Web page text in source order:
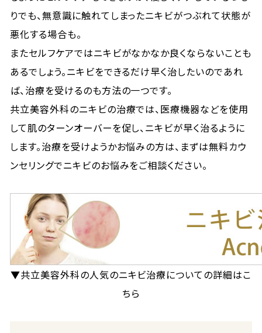
りでも、無意識に触れてしまったニキビがつぶれて状態が
悪化する場合も。
またセルフケアではニキビがなかなか良くならないことも
あるでしょう。ニキビをできるだけ早く治したいのであれ
ば、治療を受けるのも方法の一つです。
共立美容外科のニキビの治療では、医療機器などを使用
して肌のターンオーバーを促し、ニキビが早く治るように
します。治療を受けようかお悩みの方は、まずは無料カウ
ンセリングでニキビのお悩みをご相談ください。
▼共立美容外科の人気のニキビ治療についての詳細はこ
ちら